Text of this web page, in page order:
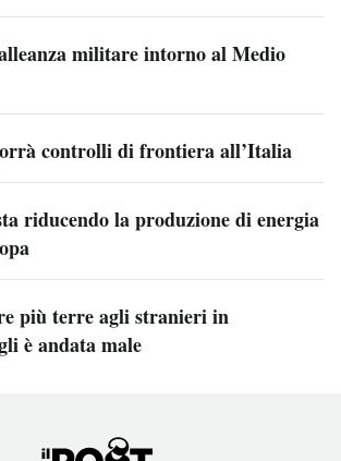
militare intorno al Medio
controlli di frontiera all’Italia
riducendo la produzione di energia
più terre agli stranieri in
è andata male